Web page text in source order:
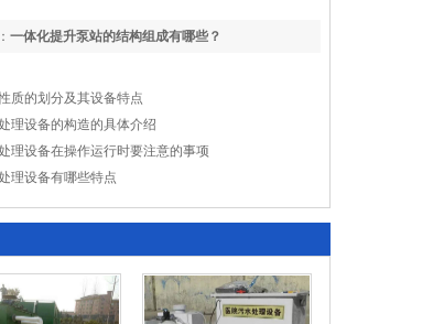
一体化提升泵站的结构组成有哪些？
质的划分及其设备特点
理设备的构造的具体介绍
理设备在操作运行时要注意的事项
理设备有哪些特点